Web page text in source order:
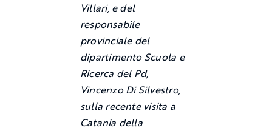
Villari, e del
responsabile
provinciale del
dipartimento Scuola e
Ricerca del Pd,
Vincenzo Di Silvestro,
sulla recente visita a
Catania della